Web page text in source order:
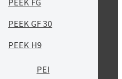
PEEK FG
PEEK GF 30
PEEK H9
PEI